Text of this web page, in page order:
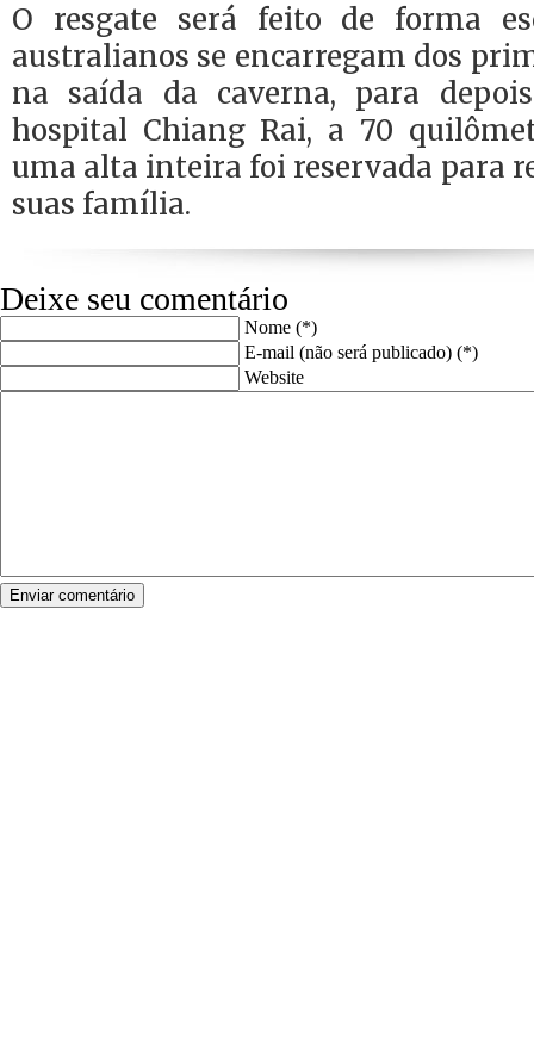
O resgate será feito de forma
australianos se encarregam dos
na saída da caverna, para
hospital Chiang Rai, a 70
uma alta inteira foi reservada para
suas família.
Deixe seu comentário
Nome (*)
E-mail (não será publicado) (*)
Website